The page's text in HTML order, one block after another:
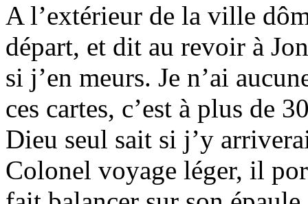
A l’extérieur de la ville
départ, et dit au revoir à
si j’en meurs. Je n’ai
ces cartes, c’est à plus de
Dieu seul sait si j’y
Colonel voyage léger, il